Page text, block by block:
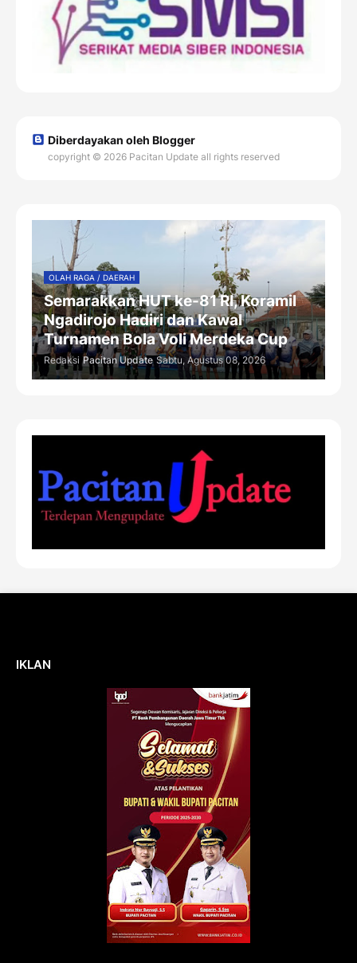
Diberdayakan oleh Blogger
copyright © 2026 Pacitan Update all rights reserved
OLAH RAGA / DAERAH
Semarakkan HUT ke-81 RI, Koramil
Ngadirojo Hadiri dan Kawal
Turnamen Bola Voli Merdeka Cup
Redaksi Pacitan Update Sabtu, Agustus 08, 2026
IKLAN